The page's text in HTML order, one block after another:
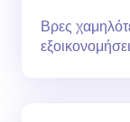
Βρες